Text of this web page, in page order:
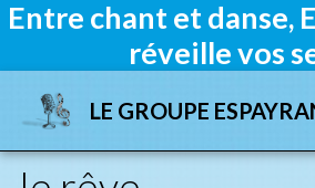
Entre chant et danse,
réveille vos
LE GROUPE